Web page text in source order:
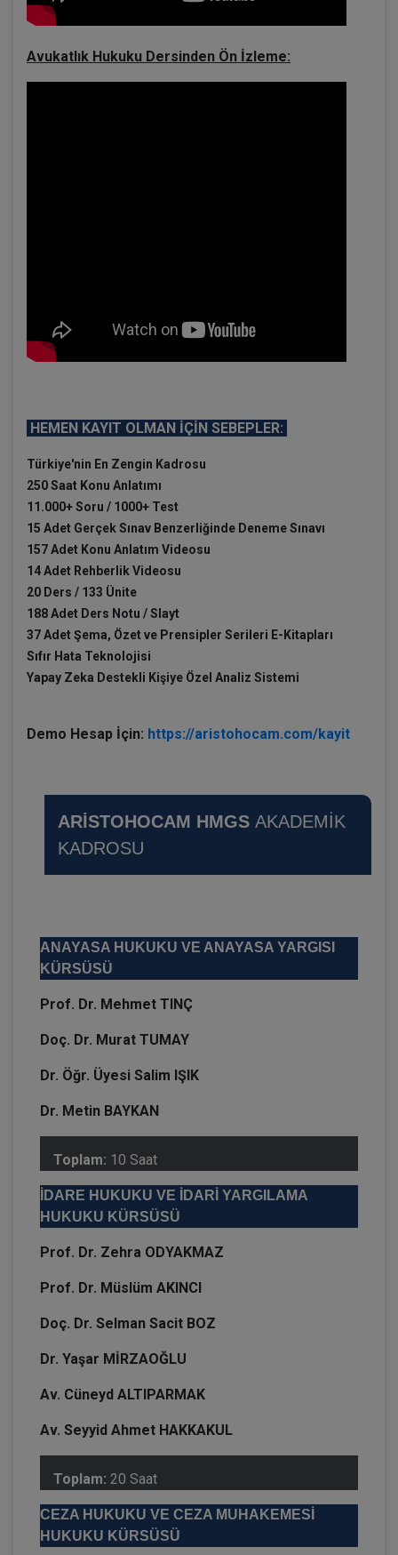
Avukatlık Hukuku Dersinden Ön İzleme:
HEMEN KAYIT OLMAN İÇİN SEBEPLER:
Türkiye'nin En Zengin Kadrosu
250 Saat Konu Anlatımı
11.000+ Soru / 1000+ Test
15 Adet Gerçek Sınav Benzerliğinde Deneme Sınavı
157 Adet Konu Anlatım Videosu
14 Adet Rehberlik Videosu
20 Ders / 133 Ünite
188 Adet Ders Notu / Slayt
37 Adet Şema, Özet ve Prensipler Serileri E-Kitapları
Sıfır Hata Teknolojisi
Yapay Zeka Destekli Kişiye Özel Analiz Sistemi
Demo Hesap İçin: https://aristohocam.com/kayit
ARİSTOHOCAM HMGS AKADEMİK
KADROSU
ANAYASA HUKUKU VE ANAYASA YARGISI
KÜRSÜSÜ
Prof. Dr. Mehmet TINÇ
Doç. Dr. Murat TUMAY
Dr. Öğr. Üyesi Salim IŞIK
Dr. Metin BAYKAN
Toplam: 10 Saat
İDARE HUKUKU VE İDARİ YARGILAMA
HUKUKU KÜRSÜSÜ
Prof. Dr. Zehra ODYAKMAZ
Prof. Dr. Müslüm AKINCI
Doç. Dr. Selman Sacit BOZ
Dr. Yaşar MİRZAOĞLU
Av. Cüneyd ALTIPARMAK
Av. Seyyid Ahmet HAKKAKUL
Toplam: 20 Saat
CEZA HUKUKU VE CEZA MUHAKEMESİ
HUKUKU KÜRSÜSÜ